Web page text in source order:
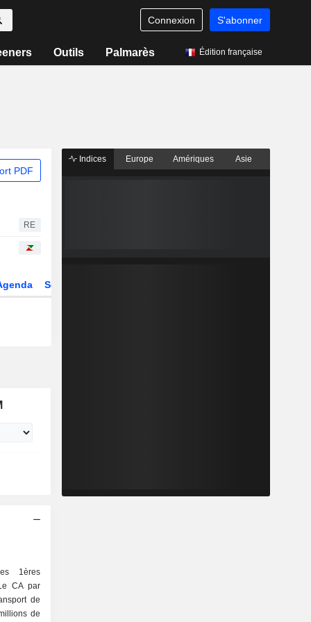
Connexion S'abonner
Outils Palmarès Édition française
PDF
RE
Secteur
1ères
CA par
de
Indices Europe Amériques Asie